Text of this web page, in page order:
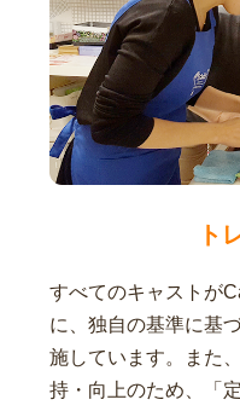
ト
すべてのキャストが
に、独自の基準に基
施しています。また
持・向上のため、「